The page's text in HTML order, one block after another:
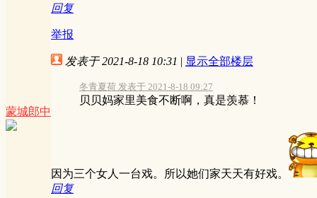
回复
举报
蒙城郎中
发表于 2021-8-18 10:31 | 显示全部楼层
冬青夏荷 发表于 2021-8-18 09:27
贝贝妈家里美食不断啊，真是羡慕！
因为三个女人一台戏。所以她们家天天有好戏。
回复